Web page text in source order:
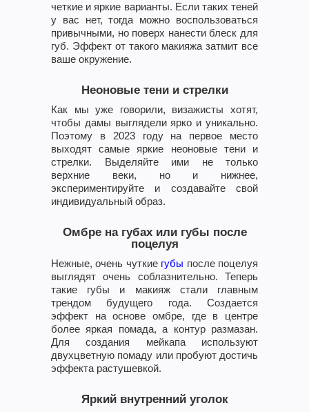
четкие и яркие варианты. Если таких теней
у вас нет, тогда можно воспользоваться
привычными, но поверх нанести блеск для
губ. Эффект от такого макияжа затмит все
ваше окружение.
Неоновые тени и стрелки
Как мы уже говорили, визажисты хотят,
чтобы дамы выглядели ярко и уникально.
Поэтому в 2023 году на первое место
выходят самые яркие неоновые тени и
стрелки. Выделяйте ими не только
верхние веки, но и нижнее,
экспериментируйте и создавайте свой
индивидуальный образ.
Омбре на губах или губы после
поцелуя
Нежные, очень чуткие губы после поцелуя
выглядят очень соблазнительно. Теперь
такие губы и макияж стали главным
трендом будущего года. Создается
эффект на основе омбре, где в центре
более яркая помада, а контур размазан.
Для создания мейкапа используют
двухцветную помаду или пробуют достичь
эффекта растушевкой.
Яркий внутренний уголок